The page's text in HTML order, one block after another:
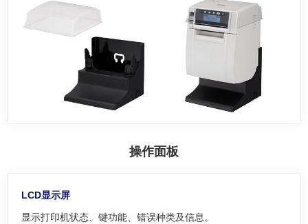
操作面板
LCD显示屏
显示打印机状态、键功能、错误种类及信息。